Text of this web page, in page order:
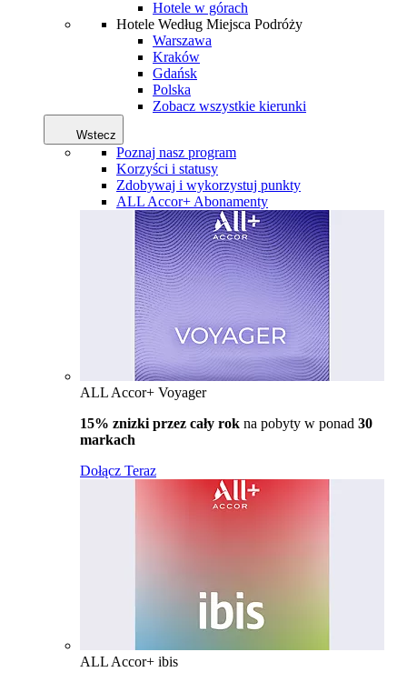
Hotele w górach
Hotele Według Miejsca Podróży
Warszawa
Kraków
Gdańsk
Polska
Zobacz wszystkie kierunki
Wstecz
Poznaj nasz program
Korzyści i statusy
Zdobywaj i wykorzystuj punkty
ALL Accor+ Abonamenty
ALL Accor+ Voyager
15% znizki przez cały rok na pobyty w ponad 30
markach
Dołącz Teraz
ALL Accor+ ibis